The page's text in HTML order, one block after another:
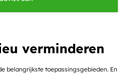
verminderen
belangrijkste toepassingsgebieden. En